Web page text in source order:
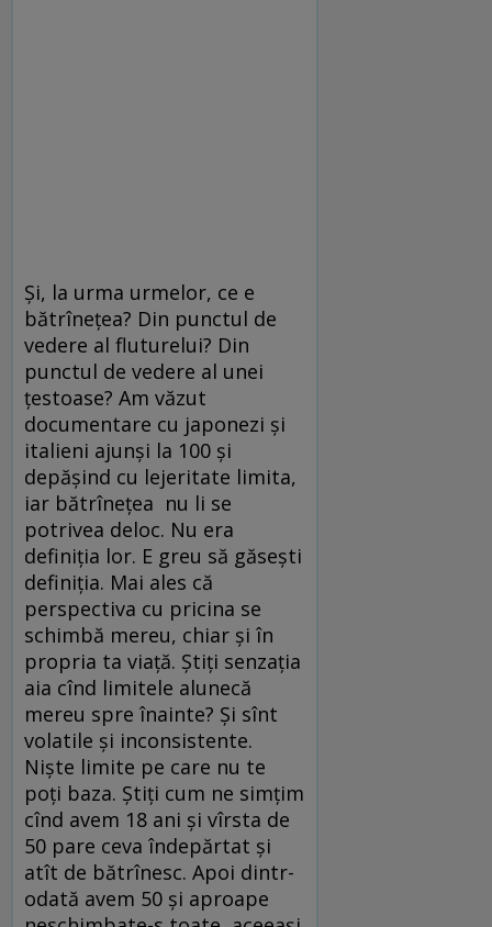
Și, la urma urmelor, ce e
bătrînețea? Din punctul de
vedere al fluturelui? Din
punctul de vedere al unei
țestoase? Am văzut
documentare cu japonezi și
italieni ajunși la 100 și
depășind cu lejeritate limita,
iar bătrînețea nu li se
potrivea deloc. Nu era
definiția lor. E greu să găsești
definiția. Mai ales că
perspectiva cu pricina se
schimbă mereu, chiar și în
propria ta viață. Știți senzația
aia cînd limitele alunecă
mereu spre înainte? Și sînt
volatile și inconsistente.
Niște limite pe care nu te
poți baza. Știți cum ne simțim
cînd avem 18 ani și vîrsta de
50 pare ceva îndepărtat și
atît de bătrînesc. Apoi dintr-
odată avem 50 și aproape